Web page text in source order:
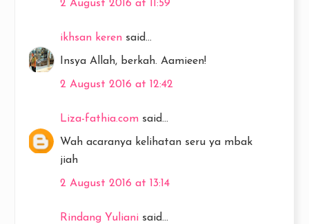
2 August 2016 at 11:59
ikhsan keren said...
Insya Allah, berkah. Aamieen!
2 August 2016 at 12:42
Liza-fathia.com said...
Wah acaranya kelihatan seru ya mbak
jiah
2 August 2016 at 13:14
Rindang Yuliani said...